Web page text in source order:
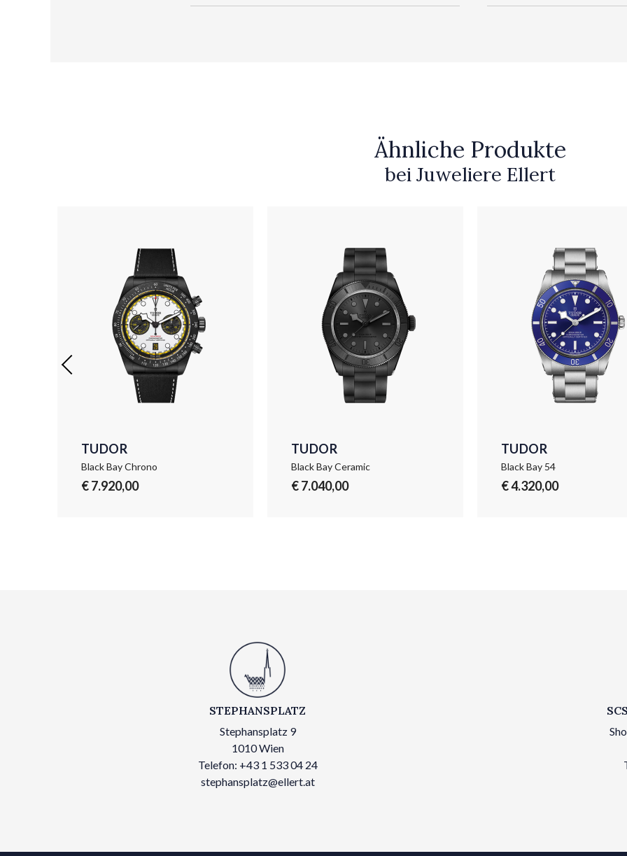
Ähnliche Produkte
bei Juweliere Ellert
TUDOR
Black Bay Chrono
€ 7.920,00
TUDOR
Black Bay Ceramic
€ 7.040,00
TUDOR
Black Bay 54
€ 4.320,00
STEPHANSPLATZ
Stephansplatz 9
1010 Wien
Telefon: +43 1 533 04 24
stephansplatz@ellert.at